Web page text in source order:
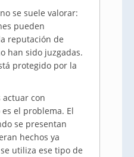
se suele valorar:
pueden
reputación de
han sido juzgadas.
protegido por la
actuar con
el problema. El
se presentan
hechos ya
utiliza ese tipo de